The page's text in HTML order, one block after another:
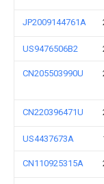
JP2009144761A
US9476506B2
CN205503990U
CN220396471U
US4437673A
CN110925315A